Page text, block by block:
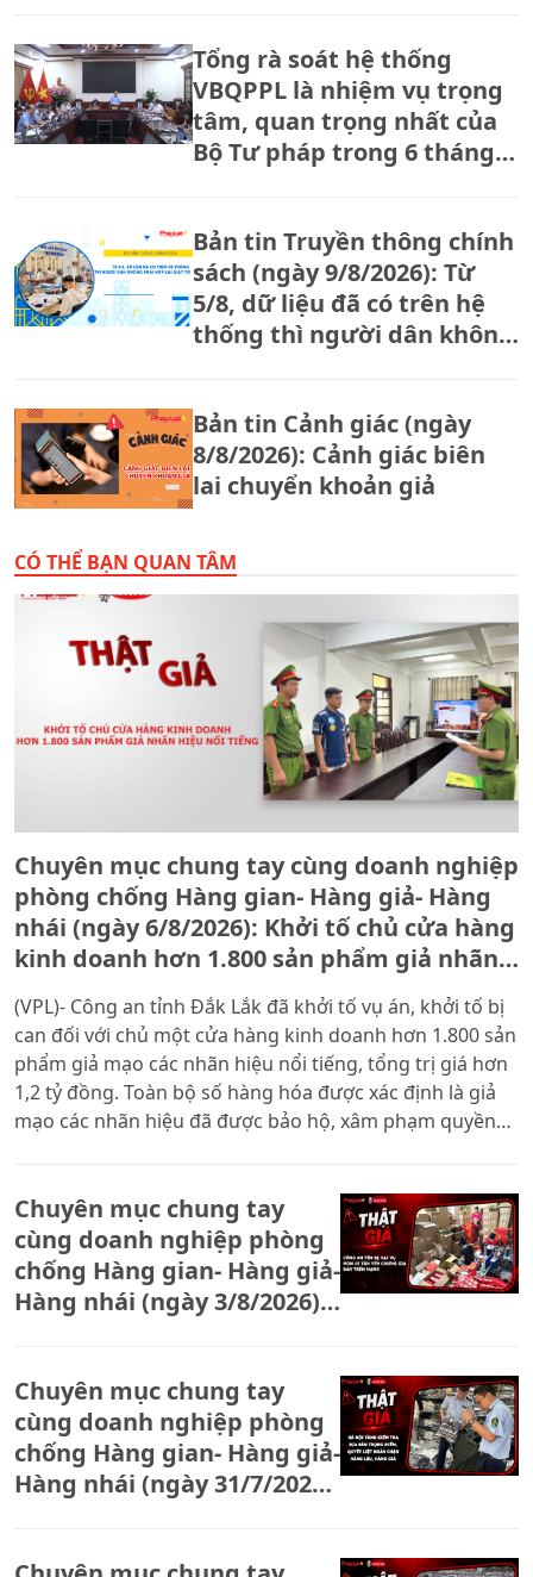
Tổng rà soát hệ thống
VBQPPL là nhiệm vụ trọng
tâm, quan trọng nhất của
Bộ Tư pháp trong 6 tháng
Bản tin Truyền thông chính
sách (ngày 9/8/2026): Từ
5/8, dữ liệu đã có trên hệ
thống thì người dân không
Bản tin Cảnh giác (ngày
8/8/2026): Cảnh giác biên
lai chuyển khoản giả
CÓ THỂ BẠN QUAN TÂM
Chuyên mục chung tay cùng doanh nghiệp
phòng chống Hàng gian- Hàng giả- Hàng
nhái (ngày 6/8/2026): Khởi tố chủ cửa hàng
kinh doanh hơn 1.800 sản phẩm giả nhãn
hiệu nổi tiếng
(VPL)- Công an tỉnh Đắk Lắk đã khởi tố vụ án, khởi tố bị
can đối với chủ một cửa hàng kinh doanh hơn 1.800 sản
phẩm giả mạo các nhãn hiệu nổi tiếng, tổng trị giá hơn
1,2 tỷ đồng. Toàn bộ số hàng hóa được xác định là giả
mạo các nhãn hiệu đã được bảo hộ, xâm phạm quyền
Chuyên mục chung tay
cùng doanh nghiệp phòng
chống Hàng gian- Hàng giả-
Hàng nhái (ngày 3/8/2026):
trên mạng
Chuyên mục chung tay
cùng doanh nghiệp phòng
chống Hàng gian- Hàng giả-
Hàng nhái (ngày 31/7/2026):